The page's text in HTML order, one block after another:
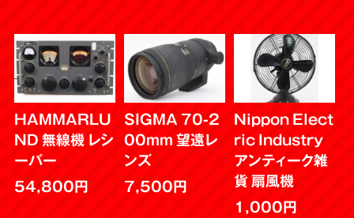
HAMMARLU
ND 無線機 レシ
ーバー
54,800円
SIGMA 70-2
00mm 望遠レ
ンズ
7,500円
Nippon Elect
ric Industry
アンティーク雑
貨 扇風機
1,000円